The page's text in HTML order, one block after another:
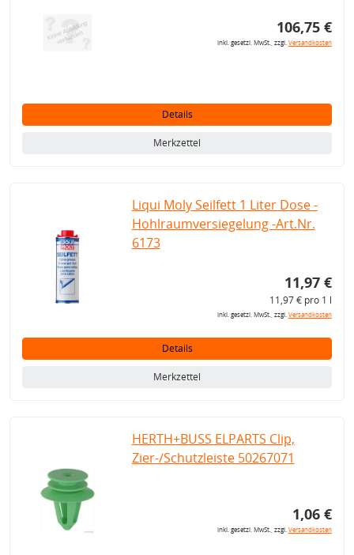
106,75 €
inkl. gesetzl. MwSt., zzgl.Versandkosten
Details
Merkzettel
Liqui Moly Seilfett 1 Liter Dose -
Hohlraumversiegelung -Art.Nr.
6173
11,97 €
11,97 € pro 1 l
inkl. gesetzl. MwSt., zzgl.Versandkosten
Details
Merkzettel
HERTH+BUSS ELPARTS Clip,
Zier-/Schutzleiste 50267071
1,06 €
inkl. gesetzl. MwSt., zzgl.Versandkosten